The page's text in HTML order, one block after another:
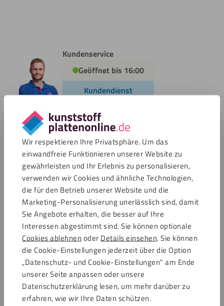
Wir respektieren Ihre Privatsphäre. Um das
einwandfreie Funktionieren unserer Website zu
gewährleisten und Ihr Erlebnis zu personalisieren,
verwenden wir Cookies und ähnliche Technologien,
die für den Betrieb unserer Website und die
Marketing-Personalisierung unerlässlich sind, damit
Sie Angebote erhalten, die besser auf Ihre
Interessen abgestimmt sind. Sie können optionale
Cookies ablehnen oder Details einsehen. Sie können
die Cookie-Einstellungen jederzeit über die Option
„Datenschutz- und Cookie-Einstellungen" am Ende
unserer Seite anpassen oder unsere
Datenschutzerklärung lesen, um mehr darüber zu
erfahren, wie wir Ihre Daten schützen.
Kundenservice
Geöffnet bis 16:00
Kundendienst
Zahlungsmöglichkeiten
Bewertungen
4.7 / 15439 Bewertungen
Sicher einkaufen
Kundenservice
Kundendienst